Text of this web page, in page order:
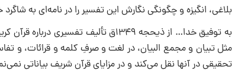
بلاغی، انگیزه و چگونگی نگارش این تفسیر را در نامه‌‎ای به شاگرد خود، میرزا محمدعلی اردوبادی، بدین شرح بیان کرده است:
به توفیق خدا… از ذیحجه ۱۳۴۹ق تألیف تفسیری درباره قرآن کریم، موافق اصول علم و
تحقیقی در آنها نقل می‎‌کند و در مزایای قرآن شریف بیاناتی نمی‎‌نماید.